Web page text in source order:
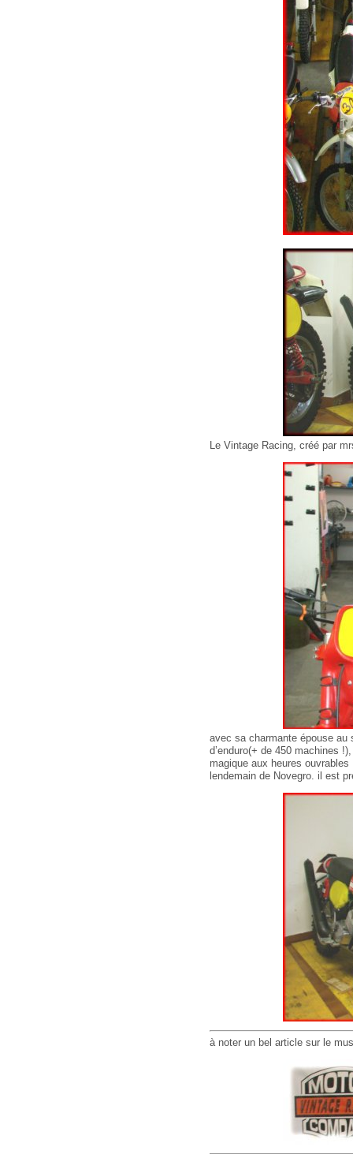
Le Vintage Racing, créé par
avec sa charmante épouse au
d’enduro(+ de 450 machines
magique aux heures
lendemain de Novegro. il est
à noter un bel article sur le